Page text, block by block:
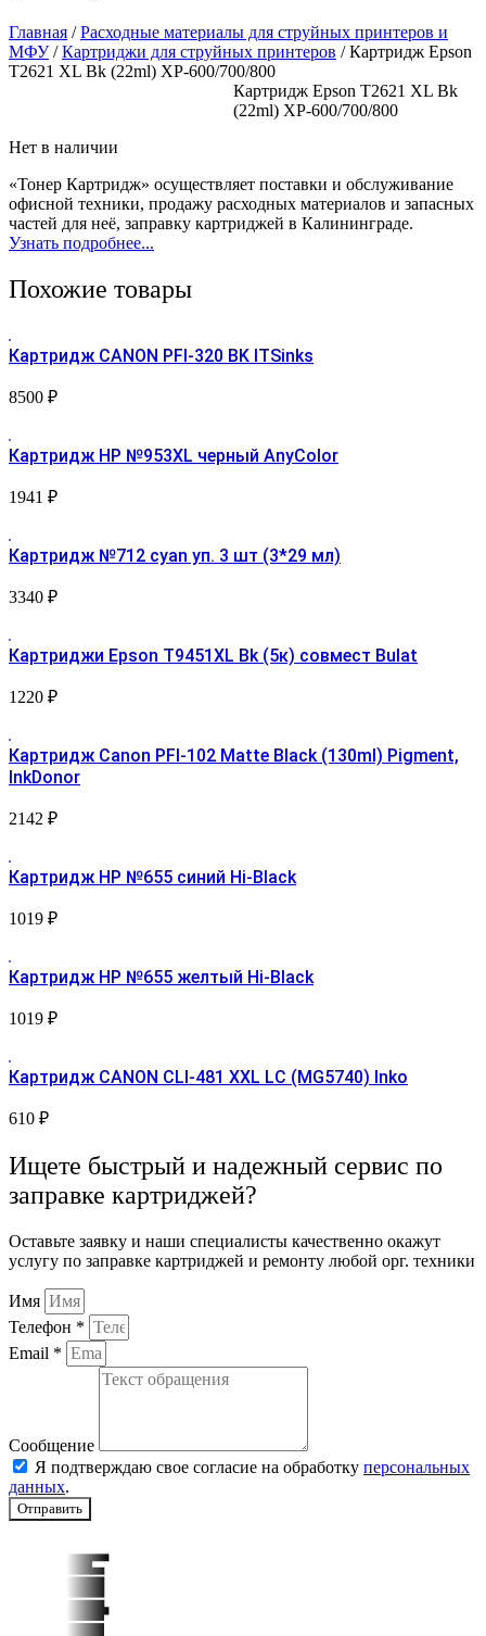
Главная /Расходные материалы для струйных принтеров и
МФУ/Картриджи для струйных принтеров / Картридж Epson
T2621 XL Bk (22ml) XP-600/700/800
Картридж Epson T2621 XL Bk
(22ml) XP-600/700/800
Нет в наличии
«Тонер Картридж» осуществляет поставки и обслуживание
офисной техники, продажу расходных материалов и запасных
частей для неё, заправку картриджей в Калининграде.
Узнать подробнее...
Похожие товары
Картридж CANON PFI-320 BK ITSinks
8500 ₽
Картридж HP №953XL черный AnyColor
1941 ₽
Картридж №712 cyan уп. 3 шт (3*29 мл)
3340 ₽
Картриджи Epson T9451XL Bk (5к) совмест Bulat
1220 ₽
Картридж Canon PFI-102 Matte Black (130ml) Pigment,
InkDonor
2142 ₽
Картридж HP №655 синий Hi-Black
1019 ₽
Картридж HP №655 желтый Hi-Black
1019 ₽
Картридж CANON CLI-481 XXL LC (MG5740) Inko
610 ₽
Ищете быстрый и надежный сервис по
заправке картриджей?
Оставьте заявку и наши специалисты качественно окажут
услугу по заправке картриджей и ремонту любой орг. техники
Имя
Телефон *
Email *
Сообщение
Я подтверждаю свое согласие на обработку персональных
данных.
Отправить